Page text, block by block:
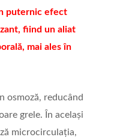
puternic efect
fiind un aliat
mai ales în
osmoză, reducând
grele. În același
microcirculația,